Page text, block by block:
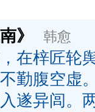
》 韩愈
在梓匠轮
勤腹空虚
遂异闾。